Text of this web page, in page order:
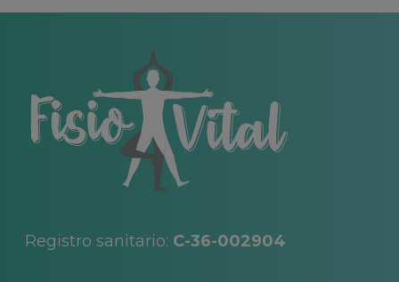
Registro sanitario: C-36-002904